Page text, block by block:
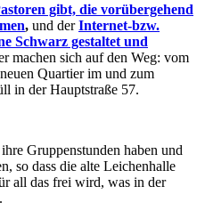
gibt, die vorübergehend
, und derInternet-bzw.
Schwarz gestaltet und
machen sich auf den Weg: vom
Quartier im und zum
in der Hauptstraße 57.
Gruppenstunden haben und
so dass die alte Leichenhalle
all das frei wird, was in der